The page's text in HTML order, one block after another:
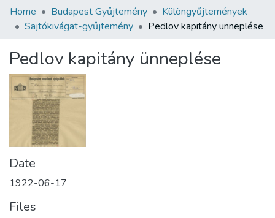
Communities & Collections
Statistics
About us
Home Budapest Gyűjtemény
Különgyűjtemények
Sajtókivágat-gyűjtemény
Pedlov kapitány ünneplése
Pedlov kapitány ünneplése
Date
1922-06-17
Files